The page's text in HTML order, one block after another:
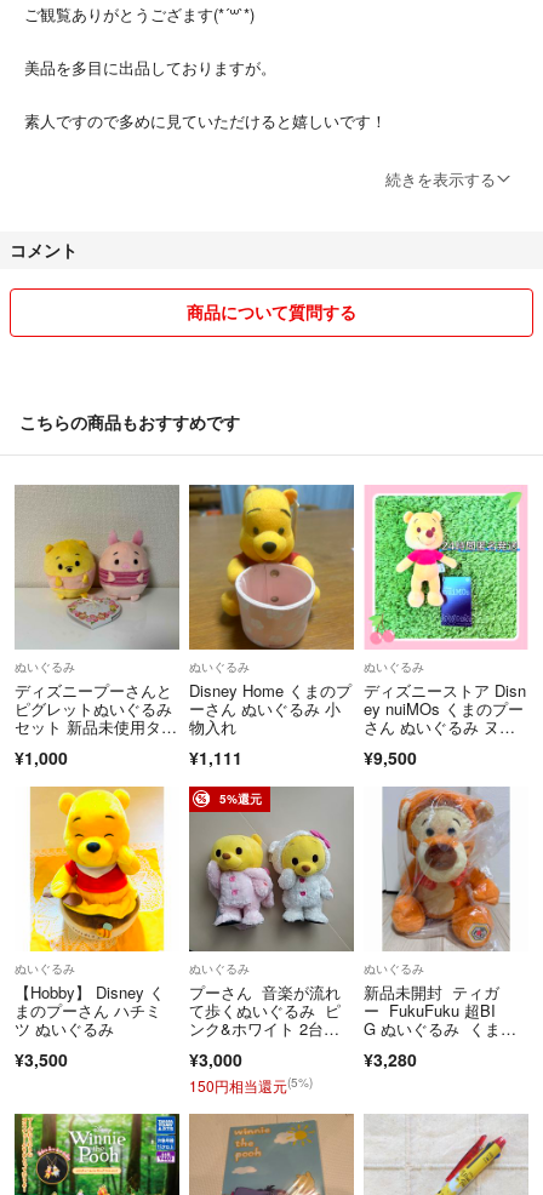
ご観覧ありがとうござます(*´꒳`*)
美品を多目に出品しておりますが。
素人ですので多めに見ていただけると嬉しいです！
仕事をしておりますので。
気持ちのいいお取り引きが出来るよう心掛けていきます。
よろしくお願いいたします！
続きを表示する
コメント
商品について質問する
こちらの商品もおすすめです
ぬいぐるみ
ディズニープーさんと
ピグレットぬいぐるみ
セット 新品未使用タグ
¥1,000
ぬいぐるみ
Disney Home くまのプ
ーさん ぬいぐるみ 小
物入れ
¥1,111
ぬいぐるみ
ディズニーストア Disn
ey nuiMOs くまのプー
さん ぬいぐるみ ヌイ
y Pooh
¥9,500
ぬいぐるみ
【Hobby】 Disney く
まのプーさん ハチミ
ツ ぬいぐるみ
¥3,500
5%還元
ぬいぐるみ
プーさん 音楽が流れ
て歩くぬいぐるみ ピ
ンク&ホワイト 2台セ
¥3,000
150円相当還元(5%)
ぬいぐるみ
新品未開封 ティガ
ー FukuFuku 超BI
G ぬいぐるみ くまの
ィズニー
¥3,280